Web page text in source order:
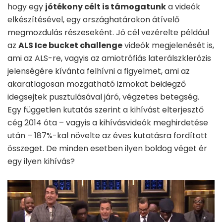
hogy egy jótékony célt is támogatunka videók
elkészítésével, egy országhatárokon átívelő
megmozdulás részeseként. Jó cél vezérelte például
az ALS Ice bucket challengevideók megjelenését is,
ami az ALS-re, vagyis az amiotrófiás laterálszklerózis
jelenségére kívánta felhívni a figyelmet, ami az
akaratlagosan mozgatható izmokat beidegző
idegsejtek pusztulásával járó, végzetes betegség.
Egy független kutatás szerint a kihívást elterjesztő
cég 2014 óta – vagyis a kihívásvideók meghirdetése
után – 187%-kal növelte az éves kutatásra fordított
összeget. De minden esetben ilyen boldog véget ér
egy ilyen kihívás?